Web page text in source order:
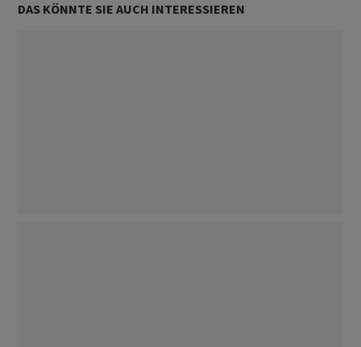
DAS KÖNNTE SIE AUCH INTERESSIEREN